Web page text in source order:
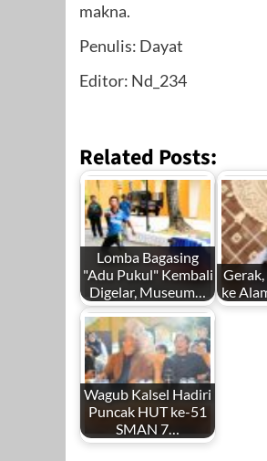
makna.
Penulis: Dayat
Editor: Nd_234
Related Posts:
Lomba Bagasing
"Adu Pukul" Kembali
Digelar, Museum…
ke
Wagub Kalsel Hadiri
Puncak HUT ke-51
SMAN 7…